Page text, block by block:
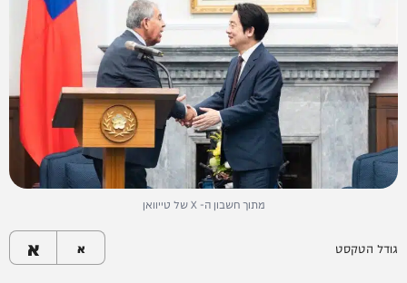
מתוך חשבון ה- X של טייוואן
גודל הטקסט א א